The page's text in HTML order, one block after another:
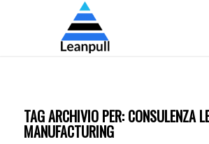
TAG ARCHIVIO PER: CONSULENZA
MANUFACTURING